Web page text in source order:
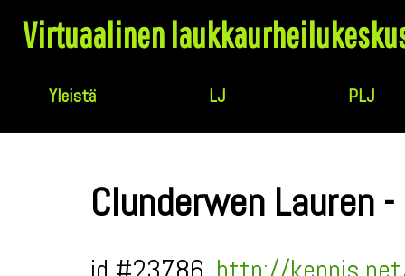
Virtuaalinen
Yleistä LJ PLJ
Clunderwen Lauren